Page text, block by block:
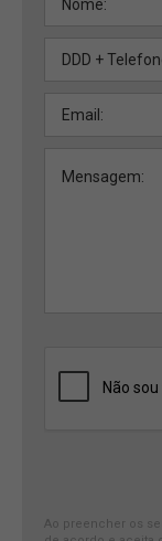
Ao preencher os